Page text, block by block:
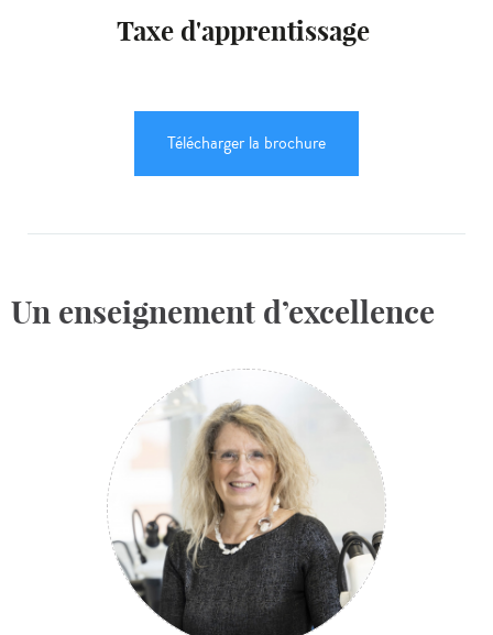
Taxe d'apprentissage
Télécharger la brochure
Un enseignement d’excellence